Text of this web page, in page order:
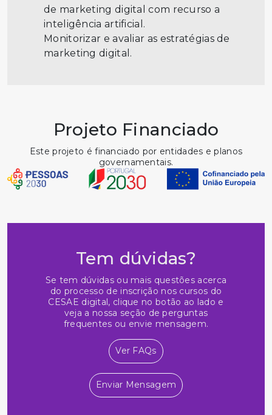
de marketing digital com recurso a
inteligência artificial.
Monitorizar e avaliar as estratégias de
marketing digital.
Projeto Financiado
Este projeto é financiado por entidades e planos
governamentais.
Tem dúvidas?
Se tem dúvidas ou mais questões acerca
do processo de inscrição nos cursos do
CESAE digital, clique no botão ao lado e
veja a nossa seção de perguntas
frequentes ou envie mensagem.
Ver FAQs
Enviar Mensagem